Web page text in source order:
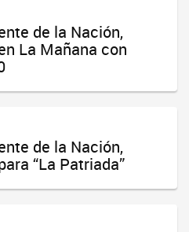
de la Nación,
La Mañana con
de la Nación,
“La Patriada”